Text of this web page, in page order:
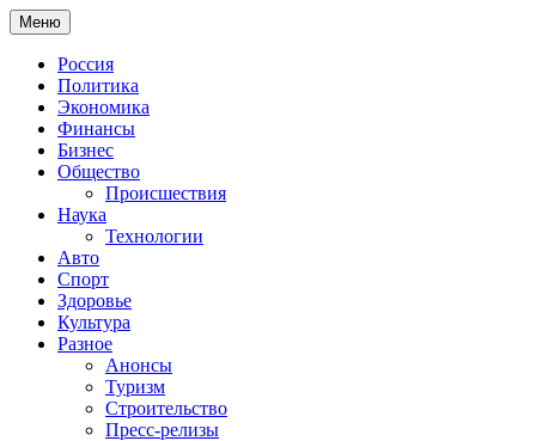
Меню
Россия
Политика
Экономика
Финансы
Бизнес
Общество
Происшествия
Наука
Технологии
Авто
Спорт
Здоровье
Культура
Разное
Анонсы
Туризм
Строительство
Пресс-релизы